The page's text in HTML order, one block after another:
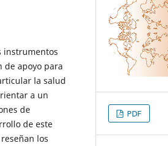
instrumentos
de apoyo para
la salud
a un
de
de este
los
PDF